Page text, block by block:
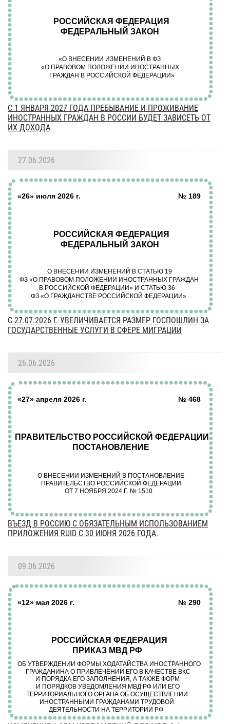
С 1 ЯНВАРЯ 2027 ГОДА ПРЕБЫВАНИЕ И ПРОЖИВАНИЕ
ИНОСТРАННЫХ ГРАЖДАН В РОССИИ БУДЕТ ЗАВИСЕТЬ ОТ
ИХ ДОХОДА
27.06.2026
C 27.07.2026 Г. УВЕЛИЧИВАЕТСЯ РАЗМЕР ГОСПОШЛИН ЗА
ГОСУДАРСТВЕННЫЕ УСЛУГИ В СФЕРЕ МИГРАЦИИ
26.06.2026
ВЪЕЗД В РОССИЮ С ОБЯЗАТЕЛЬНЫМ ИСПОЛЬЗОВАНИЕМ
ПРИЛОЖЕНИЯ RUID С 30 ИЮНЯ 2026 ГОДА.
09.06.2026